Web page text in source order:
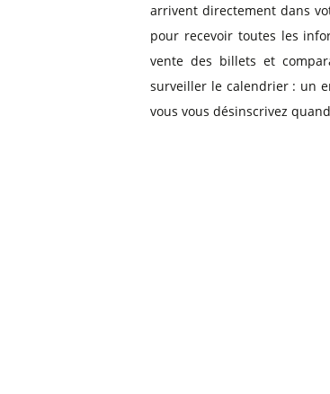
arrivent directement dans
pour recevoir toutes les
vente des billets et
surveiller le calendrier : un
vous vous désinscrivez